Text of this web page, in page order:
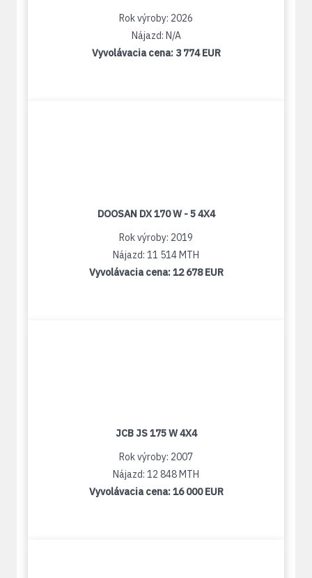
Rok výroby: 2026
Nájazd: N/A
Vyvolávacia cena: 3 774 EUR
DOOSAN DX 170 W - 5 4X4
Rok výroby: 2019
Nájazd: 11 514 MTH
Vyvolávacia cena:12 678 EUR
JCB JS 175 W 4X4
Rok výroby: 2007
Nájazd: 12 848 MTH
Vyvolávacia cena:16 000 EUR